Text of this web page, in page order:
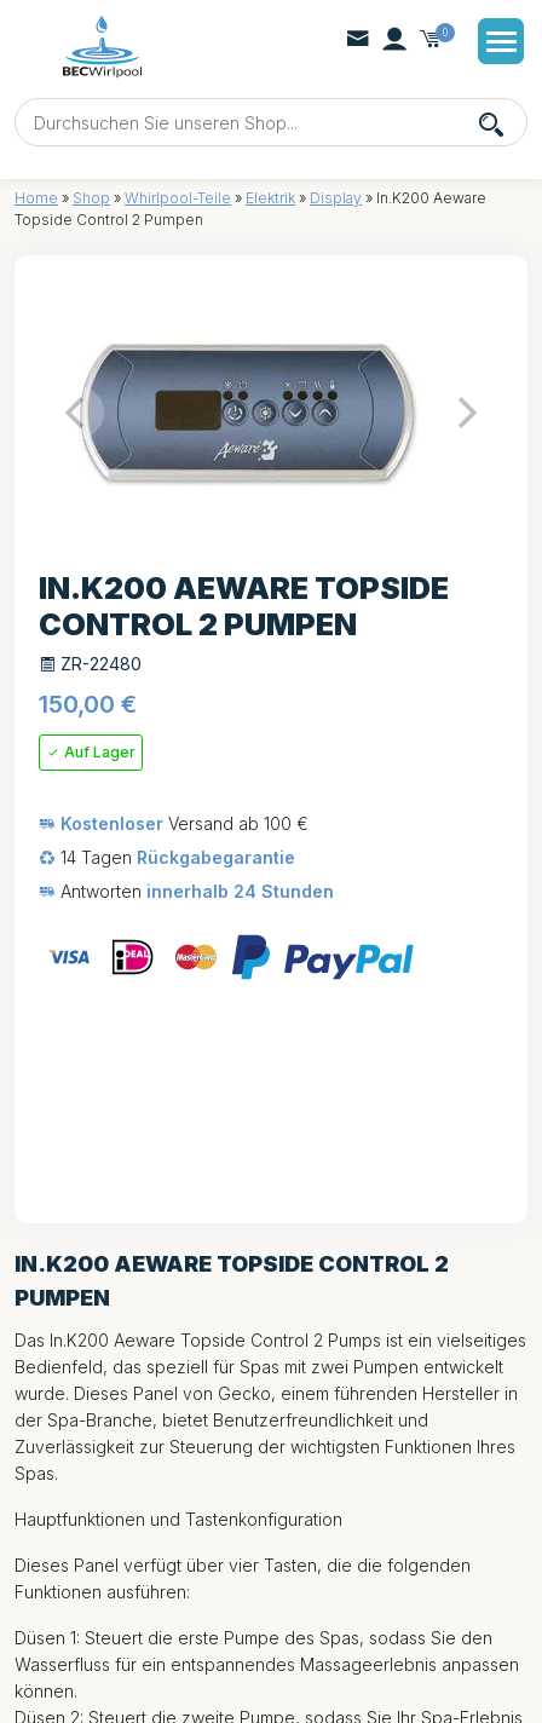
0
Home » Shop » Whirlpool-Teile » Elektrik » Display » In.K200 Aeware
Topside Control 2 Pumpen
IN.K200 AEWARE TOPSIDE CONTROL 2
PUMPEN
Das In.K200 Aeware Topside Control 2 Pumps ist ein vielseitiges
Bedienfeld, das speziell für Spas mit zwei Pumpen entwickelt
wurde. Dieses Panel von Gecko, einem führenden Hersteller in
der Spa-Branche, bietet Benutzerfreundlichkeit und
Zuverlässigkeit zur Steuerung der wichtigsten Funktionen Ihres
Spas.
Hauptfunktionen und Tastenkonfiguration
Dieses Panel verfügt über vier Tasten, die die folgenden
Funktionen ausführen:
Düsen 1: Steuert die erste Pumpe des Spas, sodass Sie den
Wasserfluss für ein entspannendes Massageerlebnis anpassen
können.
Düsen 2: Steuert die zweite Pumpe, sodass Sie Ihr Spa-Erlebnis
IN.K200 AEWARE TOPSIDE
CONTROL 2 PUMPEN
ZR-22480
150,00 €
Auf Lager
Kostenloser Versand ab 100 €
14 Tagen Rückgabegarantie
Antworten innerhalb 24 Stunden